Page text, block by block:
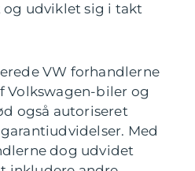
udviklet sig i takt
VW forhandlerne
biler og
også autoriseret
Med
dog udvidet